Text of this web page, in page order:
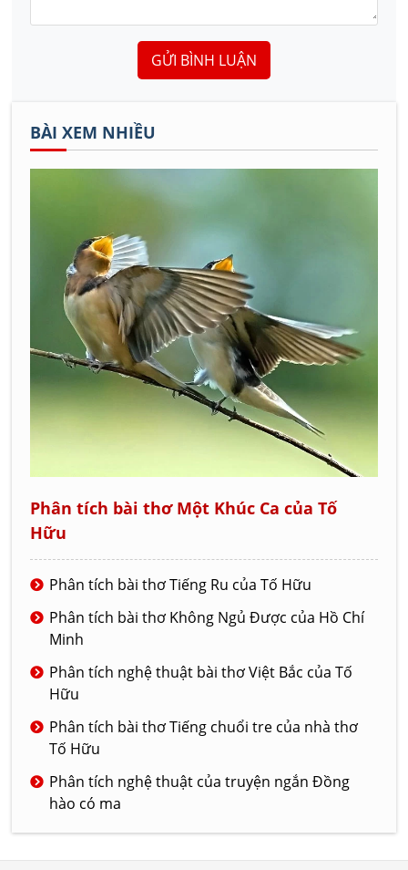
GỬI BÌNH LUẬN
BÀI XEM NHIỀU
Phân tích bài thơ Một Khúc Ca của Tố
Hữu
Phân tích bài thơ Tiếng Ru của Tố Hữu
Phân tích bài thơ Không Ngủ Được của Hồ Chí
Minh
Phân tích nghệ thuật bài thơ Việt Bắc của Tố
Hữu
Phân tích bài thơ Tiếng chuổi tre của nhà thơ
Tố Hữu
Phân tích nghệ thuật của truyện ngắn Đồng
hào có ma